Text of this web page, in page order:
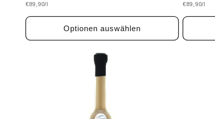
Preis
Grundpreis
€89,90/l
Optionen auswählen
Preis
Grundpreis
€89,90/l